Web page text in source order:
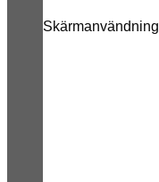
Skärmanvändning